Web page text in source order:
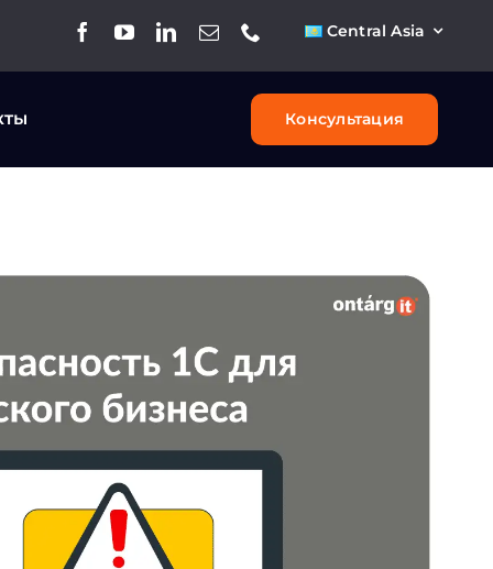
Central Asia
Консультация